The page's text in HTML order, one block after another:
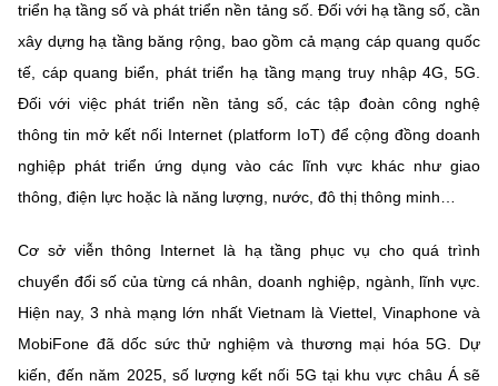
triển hạ tầng số và phát triển nền tảng số. Đối với hạ tầng số, cần
xây dựng hạ tầng băng rộng, bao gồm cả mạng cáp quang quốc
tế, cáp quang biển, phát triển hạ tầng mạng truy nhập 4G, 5G.
Đối với việc phát triển nền tảng số, các tập đoàn công nghệ
thông tin mở kết nối Internet (platform IoT) để cộng đồng doanh
nghiệp phát triển ứng dụng vào các lĩnh vực khác như giao
thông, điện lực hoặc là năng lượng, nước, đô thị thông minh…
Cơ sở viễn thông Internet là hạ tầng phục vụ cho quá trình
chuyển đổi số của từng cá nhân, doanh nghiệp, ngành, lĩnh vực.
Hiện nay, 3 nhà mạng lớn nhất Vietnam là Viettel, Vinaphone và
MobiFone đã dốc sức thử nghiệm và thương mại hóa 5G. Dự
kiến, đến năm 2025, số lượng kết nối 5G tại khu vực châu Á sẽ